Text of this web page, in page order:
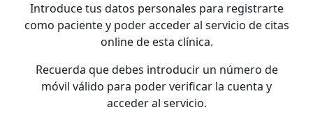
Introduce tus datos personales para registrarte
como paciente y poder acceder al servicio de citas
online de esta clínica.
Recuerda que debes introducir un número de
móvil válido para poder verificar la cuenta y
acceder al servicio.